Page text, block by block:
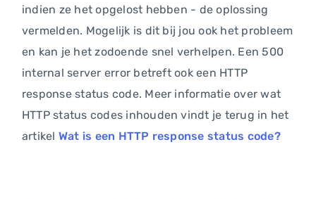
indien ze het opgelost hebben - de oplossing
vermelden. Mogelijk is dit bij jou ook het probleem
en kan je het zodoende snel verhelpen. Een 500
internal server error betreft ook een HTTP
response status code. Meer informatie over wat
HTTP status codes inhouden vindt je terug in het
artikel Wat is een HTTP response status code?